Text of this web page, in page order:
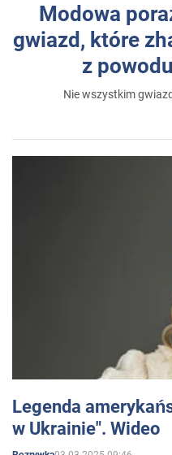
Modowa
gwiazd, które
z
Nie wszystkim
Legenda
w Ukrainie". Wideo